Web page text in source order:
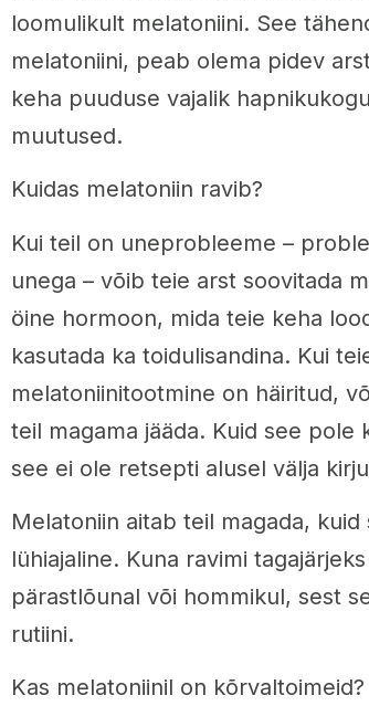
loomulikult melatoniini. See
melatoniini, peab olema pidev
keha puuduse vajalik
muutused.
Kuidas melatoniin ravib?
Kui teil on uneprobleeme –
unega – võib teie arst soovitada
öine hormoon, mida teie keha
kasutada ka toidulisandina. Kui
melatoniinitootmine on häiritud,
teil magama jääda. Kuid see
see ei ole retsepti alusel välja
Melatoniin aitab teil magada,
lühiajaline. Kuna ravimi
pärastlõunal või hommikul, sest
rutiini.
Kas melatoniinil on kõrvaltoimeid?